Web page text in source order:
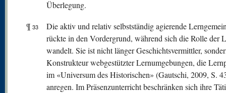
Überlegung.
¶ 33
Die aktiv und relativ selbstständig agierende
rückte in den Vordergrund, während sich die Rolle der
wandelt. Sie ist nicht länger Geschichtsvermittler,
Konstrukteur webgestützter Lernumgebungen, die
im «Universum des Historischen» (Gautschi, 2009, S.
anregen. Im Präsenzunterricht beschränken sich ihre